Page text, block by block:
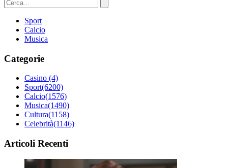
Sport
Calcio
Musica
Categorie
Casino (4)
Sport(6200)
Calcio(1576)
Musica(1490)
Cultura(1158)
Celebrità(1146)
Articoli Recenti